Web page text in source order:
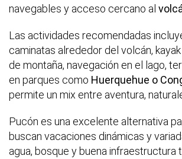
navegables y acceso cercano al
Las actividades recomendadas
caminatas alrededor del volcán,
de montaña, navegación en el lago,
en parques como Huerquehue o
permite un mix entre aventura,
Pucón es una excelente alternativa
buscan vacaciones dinámicas y
agua, bosque y buena infraestructura